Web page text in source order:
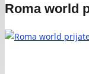
Roma world